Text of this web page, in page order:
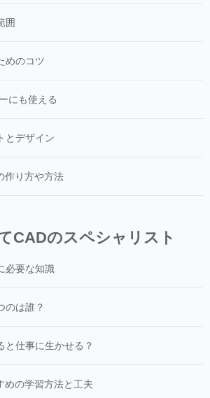
囲
めのコツ
にも使える
とデザイン
作り方や方法
CADのスペシャリスト
必要な知識
のは誰？
と仕事に生かせる？
めの学習方法と工夫